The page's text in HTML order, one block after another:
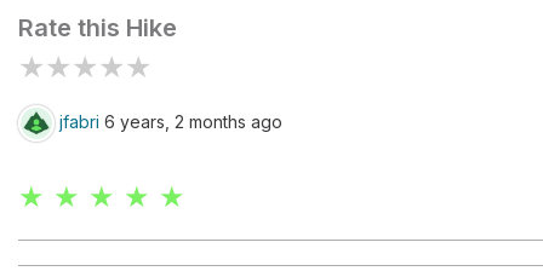
Rate this Hike
★★★★★
jfabri 6 years, 2 months ago
★ ★ ★ ★ ★